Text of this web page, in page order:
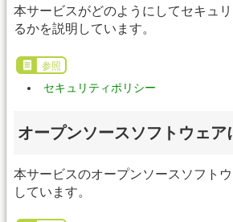
本サービスがどのようにしてセキュ
るかを説明しています。
参照
セキュリティポリシー
オープンソースソフトウェア
本サービスのオープンソースソフト
しています。